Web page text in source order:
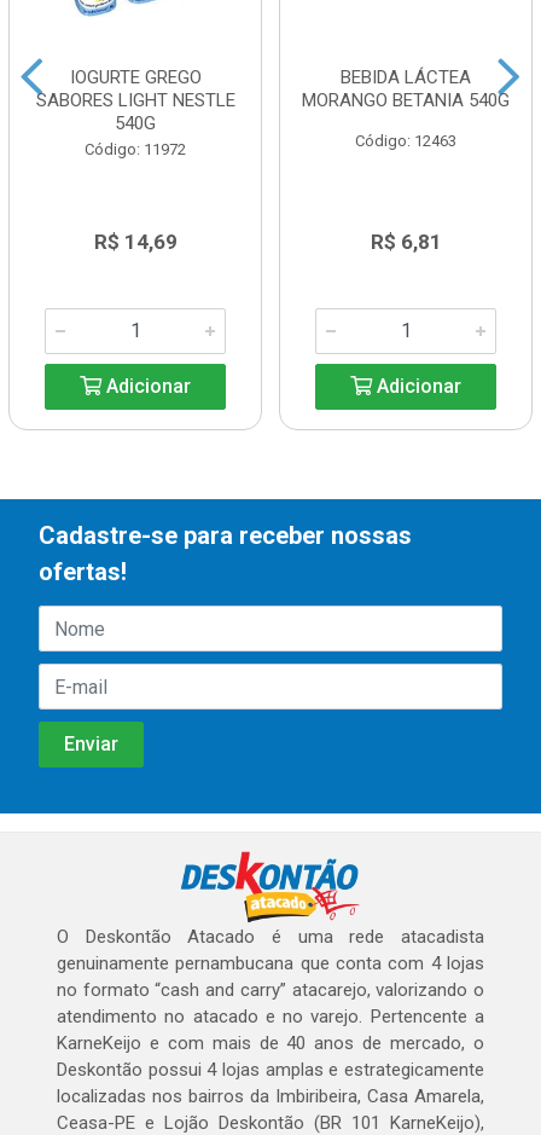
IOGURTE GREGO
SABORES LIGHT NESTLE
540G
Código: 11972
R$ 14,69
Adicionar
BEBIDA LÁCTEA
MORANGO BETANIA 540G
Código: 12463
R$ 6,81
Adicionar
Cadastre-se para receber nossas
ofertas!
O Deskontão Atacado é uma rede atacadista
genuinamente pernambucana que conta com 4 lojas
no formato “cash and carry” atacarejo, valorizando o
atendimento no atacado e no varejo. Pertencente a
KarneKeijo e com mais de 40 anos de mercado, o
Deskontão possui 4 lojas amplas e estrategicamente
localizadas nos bairros da Imbiribeira, Casa Amarela,
Ceasa-PE e Lojão Deskontão (BR 101 KarneKeijo),